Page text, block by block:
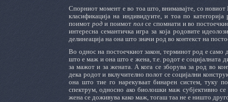
Спорниот момент е во тоа што, внимавајте, со новиот
класификација на индивидуите, и тоа по
поимот род и поимот пол се спомнати и во
интересна семантичка игра за која родовите
делинеација на она што значи род во контекст на
Во однос на постоечкиот закон, терминот род е
што е маж и она што е жена, т.е. родот е социјалната
за мажот и за жената. А кога се зборува за род во
дека родот и вклучително полот се социјални
она што тие го нарекуваат бинарен систем, туку
спектрум, односно ако биолошки маж субјективно
жена се доживува како маж, тогаш таа не е ништо